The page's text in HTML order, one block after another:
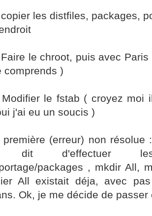
les distfiles, packages,
le chroot, puis avec
comprends )
Modifier le fstab ( croyez moi
j'ai eu un soucis )
première (erreur) non résolue
dit d'effectuer
packages , mkdir All,
All existait déja, avec
Ok, je me décide de passer